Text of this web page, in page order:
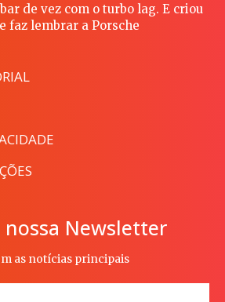
de vez com o turbo lag. E criou
faz lembrar a Porsche
nossa Newsletter
as notícias principais